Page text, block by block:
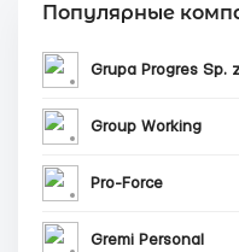
Популярные
Grupa Progres Sp.
Group Working
Pro-Force
Gremi Personal